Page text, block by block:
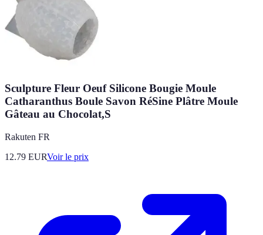
Sculpture Fleur Oeuf Silicone Bougie Moule
Catharanthus Boule Savon RéSine Plâtre Moule
Gâteau au Chocolat,S
Rakuten FR
12.79 EURVoir le prix